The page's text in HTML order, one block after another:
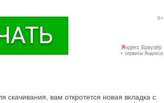
вам откротется новая вкладка с